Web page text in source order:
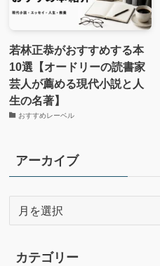
若林正恭がおすすめする本
10選【オードリーの読書家
芸人が薦める現代小説と人
生の名著】
おすすめレーベル
アーカイブ
イカテゴリー